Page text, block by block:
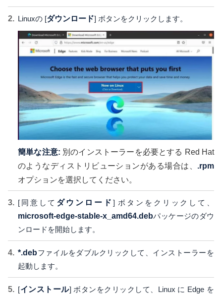
Linuxの [ダウンロード] ボタンをクリックします。
簡単な注意: 別のインストーラーを必要とする Red Hat
のようなディストリビューションがある場合は、 .rpm
オプションを選択してください。
[同意して ダウンロード ] ボタンをクリックして、
microsoft-edge-stable-x_amd64.debパッケージのダウ
ンロードを開始します。
*.debファイルをダブルクリックして、インストーラーを
起動します。
[インストール] ボタンをクリックして、Linux に Edge を